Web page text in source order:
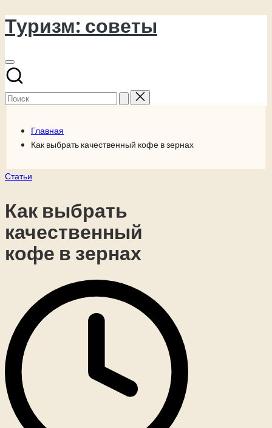
Перейти
к
Туризм: советы
Поиск
для:
Главная
Как выбрать качественный кофе в зернах
Опубликовано
Статьи
Как выбрать
качественный
кофе в зернах